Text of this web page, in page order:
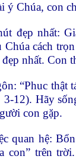
ý Chúa, con
đẹp nhất:
cách
nhất. Con
“Phuc thật
12). Hãy
con gặp.
quan hệ:
con” trên